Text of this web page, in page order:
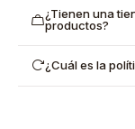
¿Tienen una
productos?
¿Cuál es la